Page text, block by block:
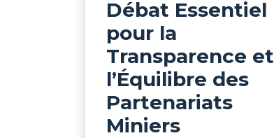
Débat Essentiel
pour la
Transparence et
l’Équilibre des
Partenariats
Miniers